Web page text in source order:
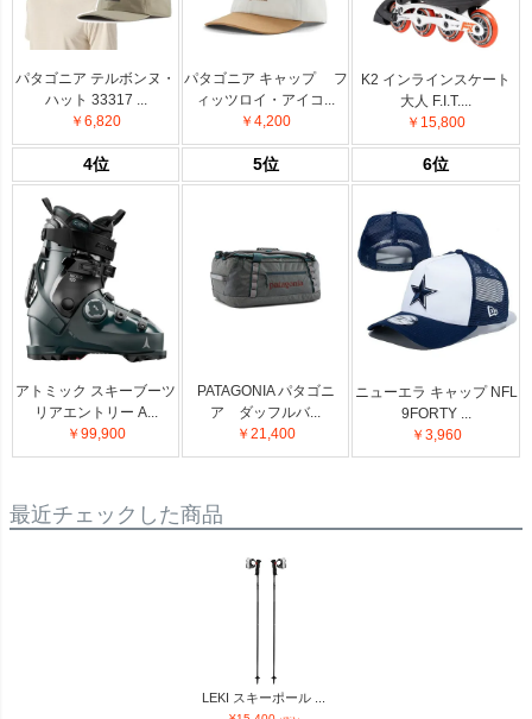
パタゴニア テルボンヌ・
ハット 33317 ...
￥6,820
パタゴニア キャップ フ
ィッツロイ・アイコ...
￥4,200
K2 インラインスケート
大人 F.I.T....
￥15,800
4位 5位 6位
アトミック スキーブーツ
リアエントリー A...
￥99,900
PATAGONIA パタゴニ
ア ダッフルバ...
￥21,400
ニューエラ キャップ NFL
9FORTY ...
￥3,960
最近チェックした商品
LEKI スキーポール ...